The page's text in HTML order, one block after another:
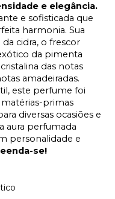
e elegância.
e sofisticada que
harmonia. Sua
cidra, o frescor
da pimenta
das notas
amadeiradas.
este perfume foi
primas
diversas ocasiões e
aura perfumada
personalidade e
se!